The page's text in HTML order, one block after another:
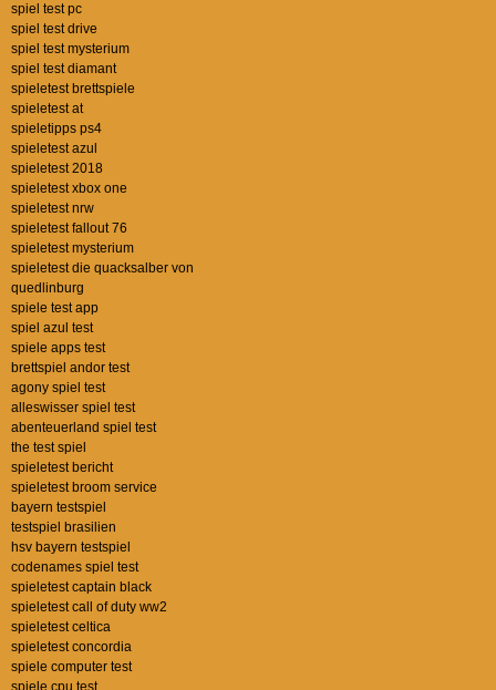
spiel test pc
spiel test drive
spiel test mysterium
spiel test diamant
spieletest brettspiele
spieletest at
spieletipps ps4
spieletest azul
spieletest 2018
spieletest xbox one
spieletest nrw
spieletest fallout 76
spieletest mysterium
spieletest die quacksalber von
quedlinburg
spiele test app
spiel azul test
spiele apps test
brettspiel andor test
agony spiel test
alleswisser spiel test
abenteuerland spiel test
the test spiel
spieletest bericht
spieletest broom service
bayern testspiel
testspiel brasilien
hsv bayern testspiel
codenames spiel test
spieletest captain black
spieletest call of duty ww2
spieletest celtica
spieletest concordia
spiele computer test
spiele cpu test